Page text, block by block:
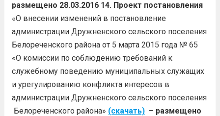
размещено 28.03.2016 14. Проект постановления
«О внесении изменений в постановление
администрации Дружненского сельского поселения
Белореченского района от 5 марта 2015 года № 65
«О комиссии по соблюдению требований к
служебному поведению муниципальных служащих
и урегулированию конфликта интересов в
администрации Дружненского сельского поселения
Белореченского района» (скачать)– размещено